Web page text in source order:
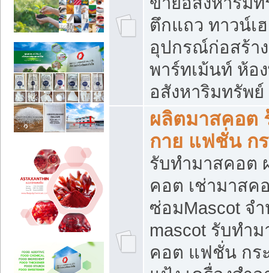
ตึกแถว ทาวน์เ
อุปกรณ์ก่อสร้า
พาร์ทเม้นท์ ห้อ
อสังหาริมทรัพ
ผลิตมาสคอต
กาย แฟชั่น กร
รับทำมาสคอต
คอต เช่ามาสค
ซ่อมMascot จ
mascot รับทำ
คอต แฟชั่น กระ